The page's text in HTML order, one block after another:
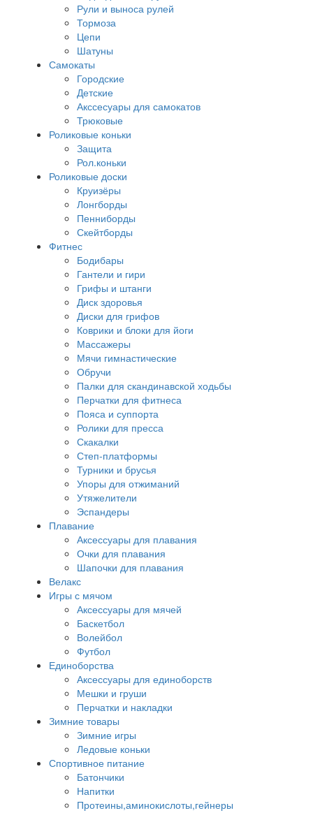
Рули и выноса рулей
Тормоза
Цепи
Шатуны
Самокаты
Городские
Детские
Акссесуары для самокатов
Трюковые
Роликовые коньки
Защита
Рол.коньки
Роликовые доски
Круизёры
Лонгборды
Пенниборды
Скейтборды
Фитнес
Бодибары
Гантели и гири
Грифы и штанги
Диск здоровья
Диски для грифов
Коврики и блоки для йоги
Массажеры
Мячи гимнастические
Обручи
Палки для скандинавской ходьбы
Перчатки для фитнеса
Пояса и суппорта
Ролики для пресса
Скакалки
Степ-платформы
Турники и брусья
Упоры для отжиманий
Утяжелители
Эспандеры
Плавание
Аксессуары для плавания
Очки для плавания
Шапочки для плавания
Велакс
Игры с мячом
Аксессуары для мячей
Баскетбол
Волейбол
Футбол
Единоборства
Аксессуары для единоборств
Мешки и груши
Перчатки и накладки
Зимние товары
Зимние игры
Ледовые коньки
Спортивное питание
Батончики
Напитки
Протеины,аминокислоты,гейнеры